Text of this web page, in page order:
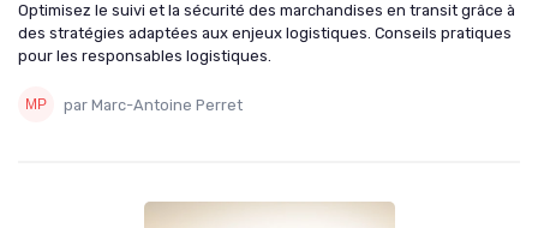
Optimisez le suivi et la sécurité des marchandises en transit grâce à
des stratégies adaptées aux enjeux logistiques. Conseils pratiques
pour les responsables logistiques.
par Marc-Antoine Perret